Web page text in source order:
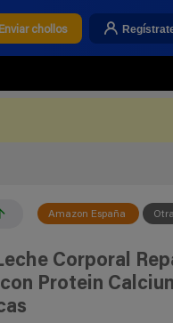
Enviar chollos
Amazon España
Corporal
Protein